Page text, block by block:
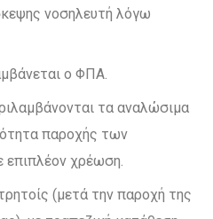
νοσηλευτή λόγω
ο ΦΠΑ.
τα αναλώσιμα
παροχής των
χρέωση.
(μετά την παροχή της